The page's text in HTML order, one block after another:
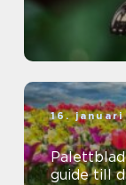
16. januari
guide till